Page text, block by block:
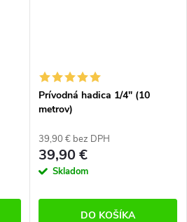
Prívodná hadica 1/4" (10
metrov)
39,90 € bez DPH
39,90 €
Skladom
DO KOŠÍKA